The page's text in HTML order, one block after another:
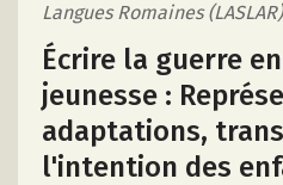
Langues Romaines (LASLAR)
Écrire la guerre
jeunesse :
adaptations,
l'intention des